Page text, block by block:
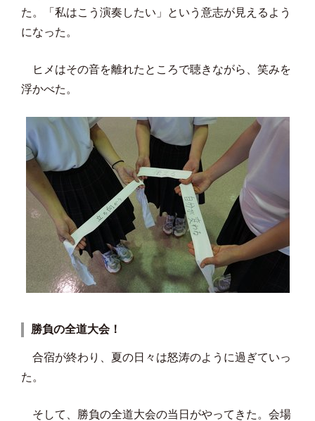
た。「私はこう演奏したい」という意志が見えるよう
になった。
ヒメはその音を離れたところで聴きながら、笑みを
浮かべた。
勝負の全道大会！
合宿が終わり、夏の日々は怒涛のように過ぎていっ
た。
そして、勝負の全道大会の当日がやってきた。会場